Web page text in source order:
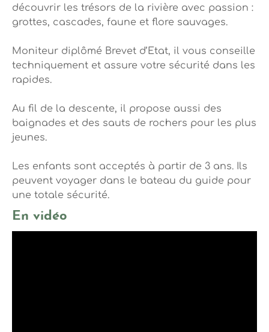
découvrir les trésors de la rivière avec passion :
grottes, cascades, faune et flore sauvages.
Moniteur diplômé Brevet d’Etat, il vous conseille
techniquement et assure votre sécurité dans les
rapides.
Au fil de la descente, il propose aussi des
baignades et des sauts de rochers pour les plus
jeunes.
Les enfants sont acceptés à partir de 3 ans. Ils
peuvent voyager dans le bateau du guide pour
une totale sécurité.
En vidéo